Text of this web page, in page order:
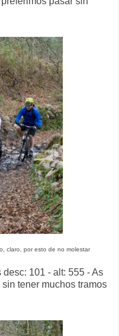
claro, por esto de no molestar
desc: 101 - alt: 555 - As
tener muchos tramos